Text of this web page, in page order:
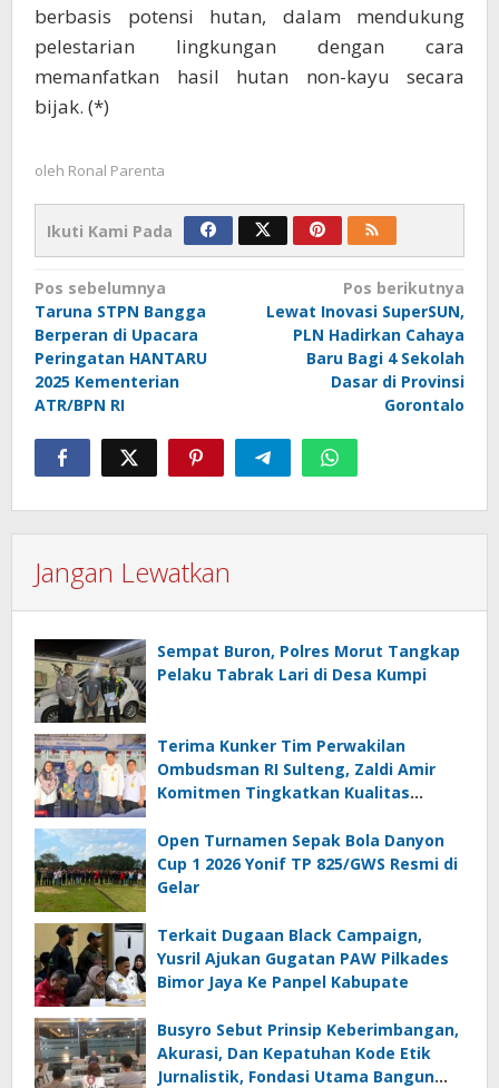
berbasis potensi hutan, dalam mendukung
pelestarian lingkungan dengan cara
memanfatkan hasil hutan non-kayu secara
bijak. (*)
oleh Ronal Parenta
Ikuti Kami Pada
Navigasi
pos
Pos sebelumnya
Taruna STPN Bangga
Berperan di Upacara
Peringatan HANTARU
2025 Kementerian
ATR/BPN RI
Pos berikutnya
Lewat Inovasi SuperSUN,
PLN Hadirkan Cahaya
Baru Bagi 4 Sekolah
Dasar di Provinsi
Gorontalo
Jangan Lewatkan
Sempat Buron, Polres Morut Tangkap
Pelaku Tabrak Lari di Desa Kumpi
Terima Kunker Tim Perwakilan
Ombudsman RI Sulteng, Zaldi Amir
Komitmen Tingkatkan Kualitas
Mal Administrasi
Open Turnamen Sepak Bola Danyon
Cup 1 2026 Yonif TP 825/GWS Resmi di
Gelar
Terkait Dugaan Black Campaign,
Yusril Ajukan Gugatan PAW Pilkades
Bimor Jaya Ke Panpel Kabupate
Busyro Sebut Prinsip Keberimbangan,
Akurasi, Dan Kepatuhan Kode Etik
Jurnalistik, Fondasi Utama Bangun